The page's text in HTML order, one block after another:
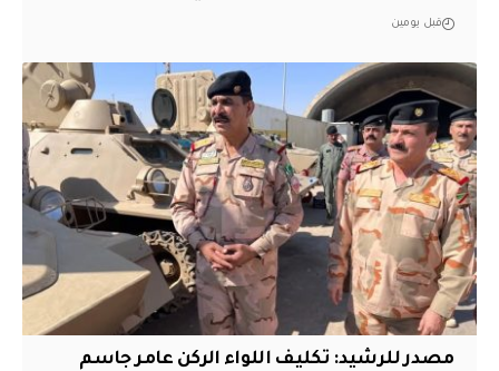
قبل يومين
مصدر للرشيد: تكليف اللواء الركن عامر جاسم